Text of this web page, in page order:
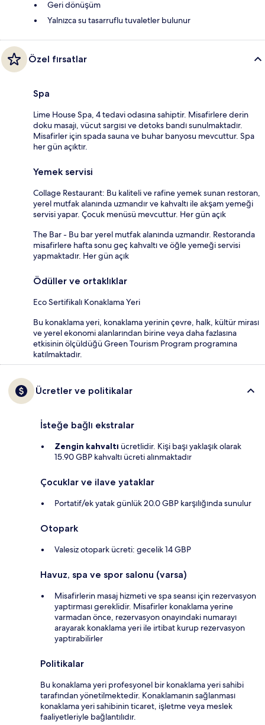
Geri dönüşüm
Yalnızca su tasarruflu tuvaletler bulunur
Özel fırsatlar
Spa
Lime House Spa, 4 tedavi odasına sahiptir. Misafirlere derin
doku masajı, vücut sargısı ve detoks bandı sunulmaktadır.
Misafirler için spada sauna ve buhar banyosu mevcuttur. Spa
her gün açıktır.
Yemek servisi
Collage Restaurant: Bu kaliteli ve rafine yemek sunan restoran,
yerel mutfak alanında uzmandır ve kahvaltı ile akşam yemeği
servisi yapar. Çocuk menüsü mevcuttur. Her gün açık
The Bar - Bu bar yerel mutfak alanında uzmandır. Restoranda
misafirlere hafta sonu geç kahvaltı ve öğle yemeği servisi
yapmaktadır. Her gün açık
Ödüller ve ortaklıklar
Eco Sertifikalı Konaklama Yeri
Bu konaklama yeri, konaklama yerinin çevre, halk, kültür mirası
ve yerel ekonomi alanlarından birine veya daha fazlasına
etkisinin ölçüldüğü Green Tourism Program programına
katılmaktadır.
Ücretler ve politikalar
İsteğe bağlı ekstralar
Zengin kahvaltı ücretlidir. Kişi başı yaklaşık olarak
15.90 GBP kahvaltı ücreti alınmaktadır
Çocuklar ve ilave yataklar
Portatif/ek yatak günlük 20.0 GBP karşılığında sunulur
Otopark
Valesiz otopark ücreti: gecelik 14 GBP
Havuz, spa ve spor salonu (varsa)
Misafirlerin masaj hizmeti ve spa seansı için rezervasyon
yaptırması gereklidir. Misafirler konaklama yerine
varmadan önce, rezervasyon onayındaki numarayı
arayarak konaklama yeri ile irtibat kurup rezervasyon
yaptırabilirler
Politikalar
Bu konaklama yeri profesyonel bir konaklama yeri sahibi
tarafından yönetilmektedir. Konaklamanın sağlanması
konaklama yeri sahibinin ticaret, işletme veya meslek
faaliyetleriyle bağlantılıdır.